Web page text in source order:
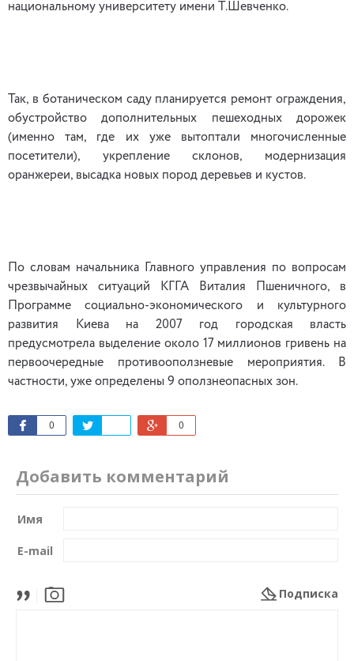
национальному университету имени Т.Шевченко.
Так, в ботаническом саду планируется ремонт ограждения,
обустройство дополнительных пешеходных дорожек
(именно там, где их уже вытоптали многочисленные
посетители), укрепление склонов, модернизация
оранжереи, высадка новых пород деревьев и кустов.
По словам начальника Главного управления по вопросам
чрезвычайных ситуаций КГГА Виталия Пшеничного, в
Программе социально-экономического и культурного
развития Киева на 2007 год городская власть
предусмотрела выделение около 17 миллионов гривень на
первоочередные противооползневые мероприятия. В
частности, уже определены 9 оползнеопасных зон.
0 0
Добавить комментарий
Имя
E-mail
Подписка